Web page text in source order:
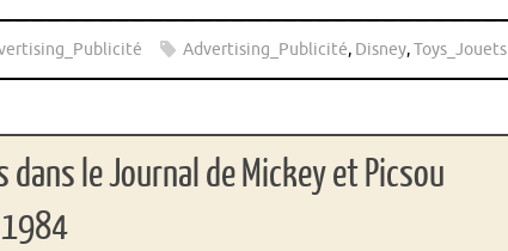
Advertising_Publicité, Disney,Toys_Jouets
le Journal de Mickey et Picsou